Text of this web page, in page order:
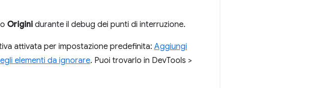
Origini durante il debug dei punti di interruzione.
attivata per impostazione predefinita: Aggiungi
elementi da ignorare. Puoi trovarlo in DevTools >